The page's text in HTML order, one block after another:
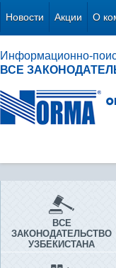
Новости Акции О
Информационно-
ВСЕ
ВСЕ
ЗАКОНОДАТЕЛЬСТВО
УЗБЕКИСТАНА